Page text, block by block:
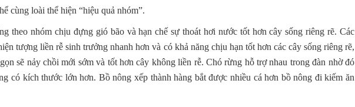
cùng loài thể hiện “hiệu quả nhóm”.
theo nhóm chịu đựng gió bão và hạn chế sự thoát hơi nước tốt hơn cây sống riêng rẽ. Các
tượng liền rễ sinh trưởng nhanh hơn và có khả năng chịu hạn tốt hơn các cây sống riêng rẽ,
sẽ nảy chồi mới sớm và tốt hơn cây không liền rễ. Chó rừng hỗ trợ nhau trong đàn nhờ đó
có kích thước lớn hơn. Bồ nông xếp thành hàng bắt được nhiều cá hơn bồ nông đi kiếm ăn